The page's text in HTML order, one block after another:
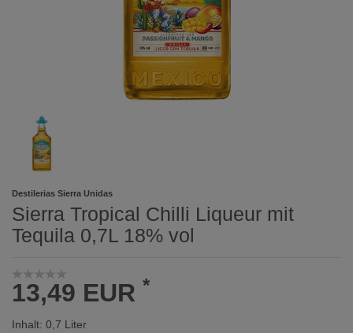
Destilerias Sierra Unidas
Sierra Tropical Chilli Liqueur mit
Tequila 0,7L 18% vol
13,49 EUR *
Inhalt: 0,7 Liter